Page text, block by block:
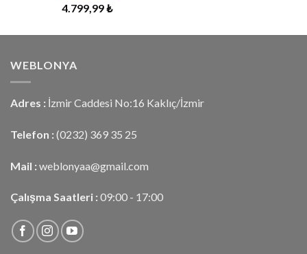
5 üzerinden
oy
4.799,99₺
WEBLONYA
Adres : İzmir Caddesi No:16 Kaklıç/İzmir
Telefon : (0232) 369 35 25
Mail : weblonyaa@gmail.com
Çalışma Saatleri : 09:00 - 17:00